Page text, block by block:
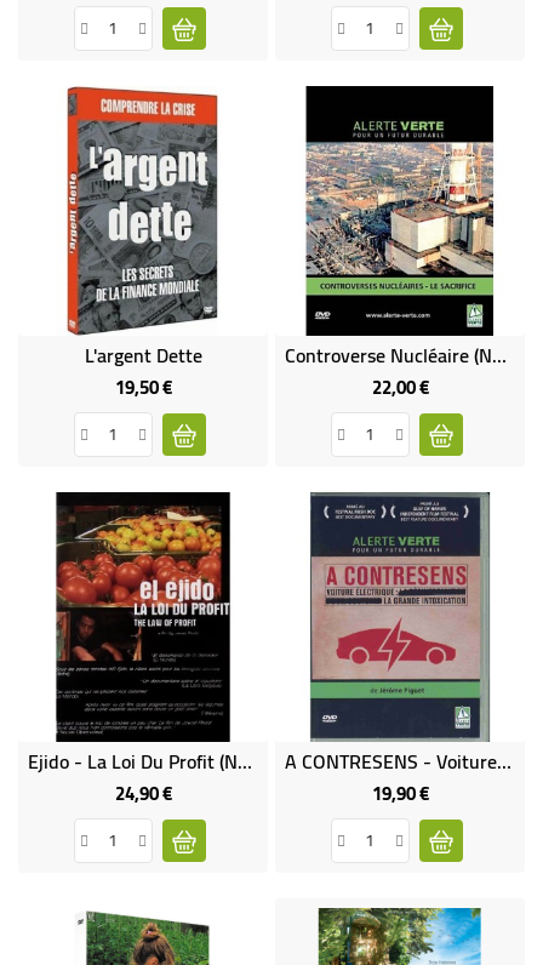
L'argent Dette
19,50 €Prix
Controverse Nucléaire (neuf)
22,00 €Prix
Ejido - La Loi Du Profit (neuf)
24,90 €Prix
A CONTRESENS - Voiture Électrique : La Grande Intoxication DVD (occasion)
19,90 €Prix